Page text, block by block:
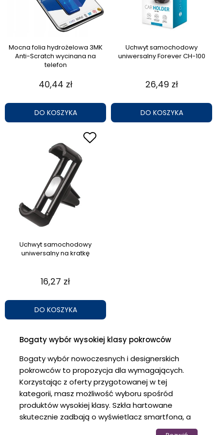
Mocna folia hydrożelowa 3MK
Anti-Scratch wycinana na
telefon
40,44 zł
DO KOSZYKA
Uchwyt samochodowy
uniwersalny Forever CH-100
26,49 zł
DO KOSZYKA
Uchwyt samochodowy
uniwersalny na kratkę
16,27 zł
DO KOSZYKA
Bogaty wybór wysokiej klasy pokrowców
Bogaty wybór nowoczesnych i designerskich
pokrowców to propozycja dla wymagających.
Korzystając z oferty przygotowanej w tej
kategorii, masz możliwość wyboru spośród
produktów wysokiej klasy. Szkła hartowane
skutecznie zadbają o wyświetlacz smartfona, a
proponowane pokrowce i etui pozwolą Ci